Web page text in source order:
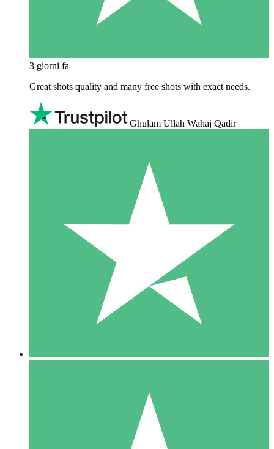
3 giorni fa
Great shots quality and many free shots with exact needs.
Ghulam Ullah Wahaj Qadir